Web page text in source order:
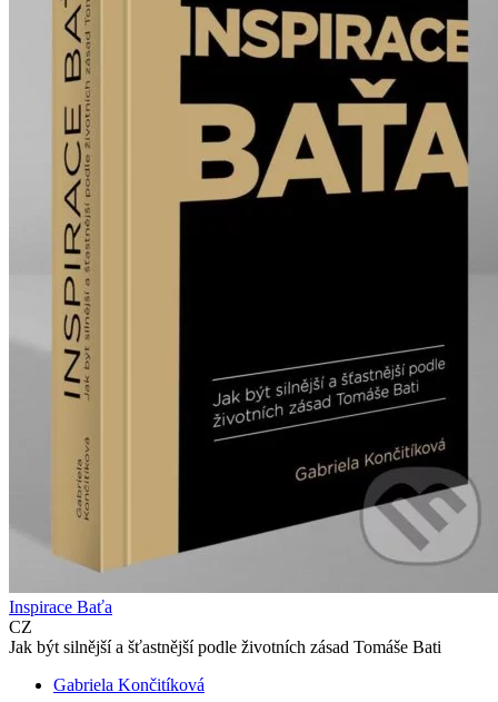
Inspirace Baťa
CZ
Jak být silnější a šťastnější podle životních zásad Tomáše Bati
Gabriela Končitíková